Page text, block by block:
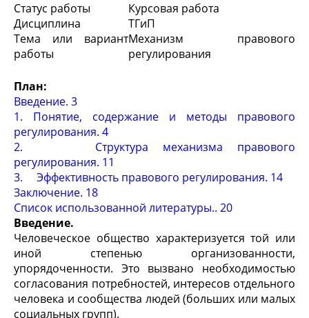
Статус работы
Курсовая работа
Дисциплина
ТГиП
Тема или вариант
работы
Механизм правового
регулирования
План:
Введение. 3
1. Понятие, содержание и методы правового
регулирования. 4
2. Структура механизма правового
регулирования. 11
3. Эффективность правового регулирования. 14
Заключение. 18
Список использованной литературы.. 20
Введение.
Человеческое общество характеризуется той или
иной степенью организованности,
упорядоченности. Это вызвано необходимостью
согласования потребностей, интересов отдельного
человека и сообщества людей (больших или малых
социальных групп).